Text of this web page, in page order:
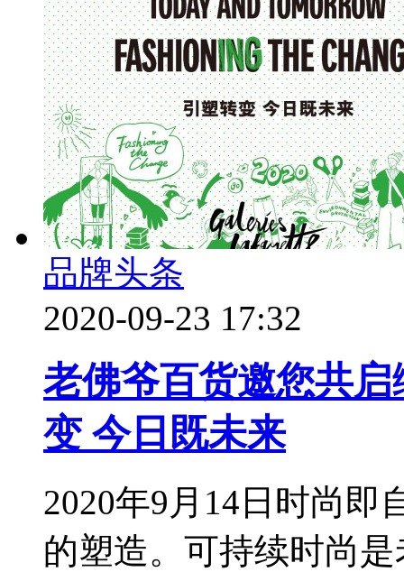
品牌头条
2020-09-23 17:32
老佛爷百货邀您共
变 今日既未来
2020年9月14日时尚即
的塑造。可持续时尚